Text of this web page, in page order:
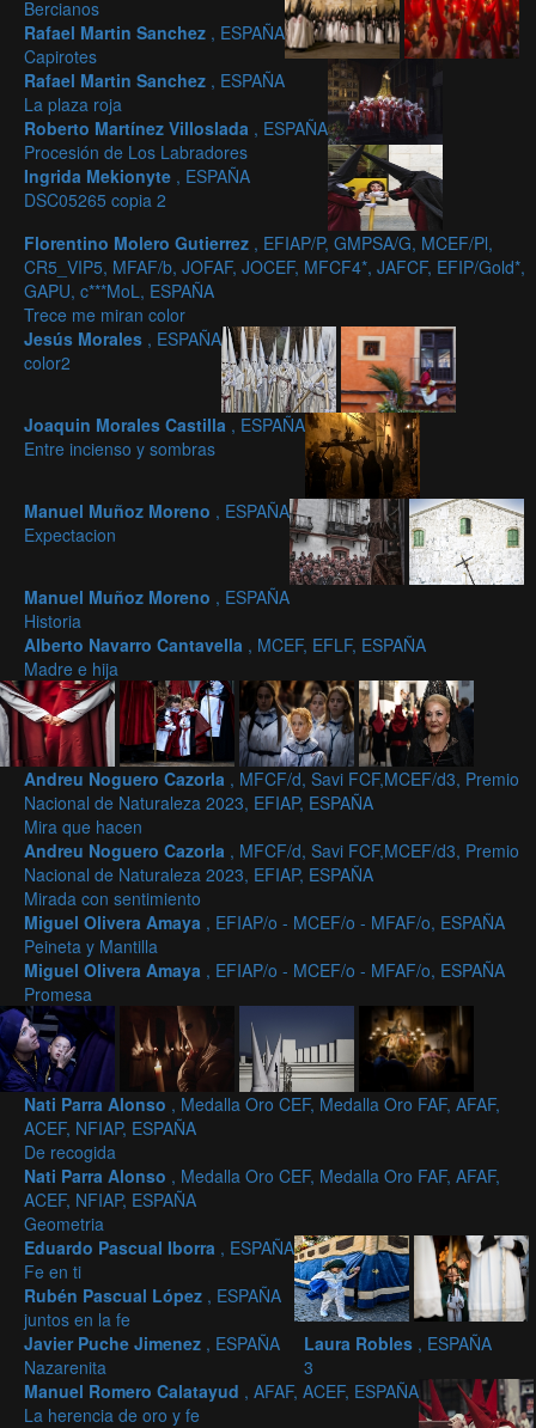
Bercianos
Rafael Martin Sanchez , ESPAÑA
Capirotes
Rafael Martin Sanchez , ESPAÑA
La plaza roja
Roberto Martínez Villoslada , ESPAÑA
Procesión de Los Labradores
Ingrida Mekionyte , ESPAÑA
DSC05265 copia 2
Florentino Molero Gutierrez , EFIAP/P, GMPSA/G, MCEF/Pl,
CR5_VIP5, MFAF/b, JOFAF, JOCEF, MFCF4*, JAFCF, EFIP/Gold*,
GAPU, c***MoL, ESPAÑA
Trece me miran color
Jesús Morales , ESPAÑA
color2
Joaquin Morales Castilla , ESPAÑA
Entre incienso y sombras
Manuel Muñoz Moreno , ESPAÑA
Expectacion
Manuel Muñoz Moreno , ESPAÑA
Historia
Alberto Navarro Cantavella , MCEF, EFLF, ESPAÑA
Madre e hija
Andreu Noguero Cazorla , MFCF/d, Savi FCF,MCEF/d3, Premio
Nacional de Naturaleza 2023, EFIAP, ESPAÑA
Mira que hacen
Andreu Noguero Cazorla , MFCF/d, Savi FCF,MCEF/d3, Premio
Nacional de Naturaleza 2023, EFIAP, ESPAÑA
Mirada con sentimiento
Miguel Olivera Amaya , EFIAP/o - MCEF/o - MFAF/o, ESPAÑA
Peineta y Mantilla
Miguel Olivera Amaya , EFIAP/o - MCEF/o - MFAF/o, ESPAÑA
Promesa
Nati Parra Alonso , Medalla Oro CEF, Medalla Oro FAF, AFAF,
ACEF, NFIAP, ESPAÑA
De recogida
Nati Parra Alonso , Medalla Oro CEF, Medalla Oro FAF, AFAF,
ACEF, NFIAP, ESPAÑA
Geometria
Eduardo Pascual Iborra , ESPAÑA
Fe en ti
Rubén Pascual López , ESPAÑA
juntos en la fe
Javier Puche Jimenez , ESPAÑA
Nazarenita
Laura Robles , ESPAÑA
3
Manuel Romero Calatayud , AFAF, ACEF, ESPAÑA
La herencia de oro y fe